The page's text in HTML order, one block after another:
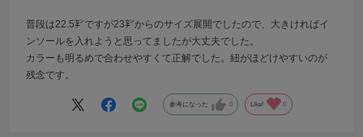
普段は22.5㌢ですが23㌢からのサイズ展開でしたので、大きければイ
ンソールを入れようと思ってましたが大丈夫でした。
カラーも明るめで合わせやすくて正解でした。紐がほどけやすいのが
残念です。
参考になった 0 Like! 0